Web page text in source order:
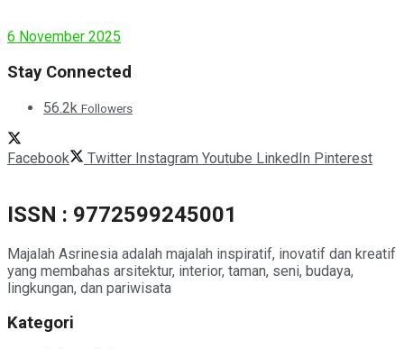
6 November 2025
Stay Connected
56.2k Followers
Facebook Twitter Instagram Youtube LinkedIn Pinterest
ISSN : 9772599245001
Majalah Asrinesia adalah majalah inspiratif, inovatif dan kreatif
yang membahas arsitektur, interior, taman, seni, budaya,
lingkungan, dan pariwisata
Kategori